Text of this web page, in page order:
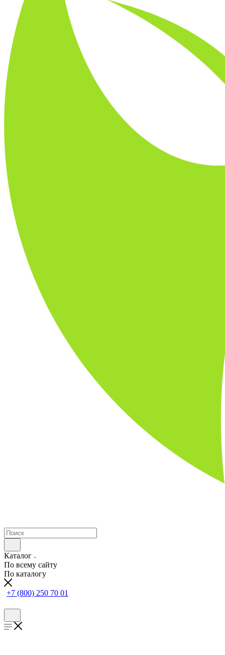
Каталог
По всему сайту
По каталогу
+7 (800) 250 70 01